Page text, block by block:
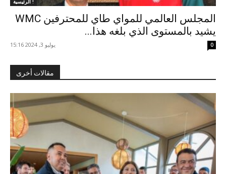
الرئيسية !
المجلس العالمي للمواي طاي للمحترفين WMC
يشيد بالمستوى الذي بلغه هذا...
يوليو 3, 2024 15:16 0
مقالات أخرى